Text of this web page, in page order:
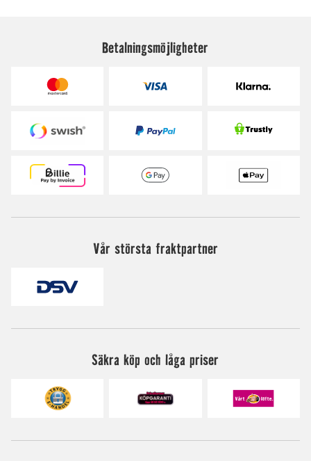
Betalningsmöjligheter
Vår största fraktpartner
Säkra köp och låga priser